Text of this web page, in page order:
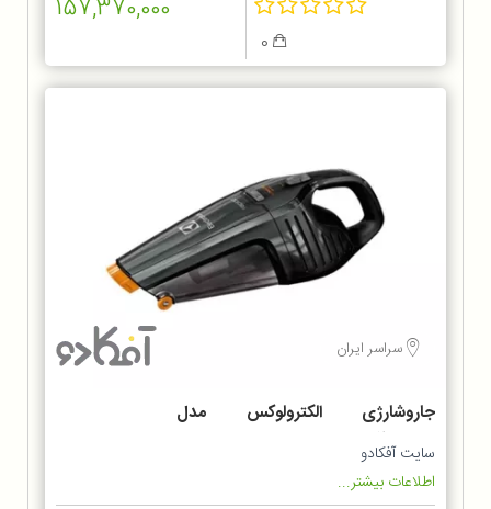
157,370,000
سراسر ایران
جاروشارژی الکترولوکس مدل
ZB6214IGM
سایت آفکادو
اطلاعات بیشتر...